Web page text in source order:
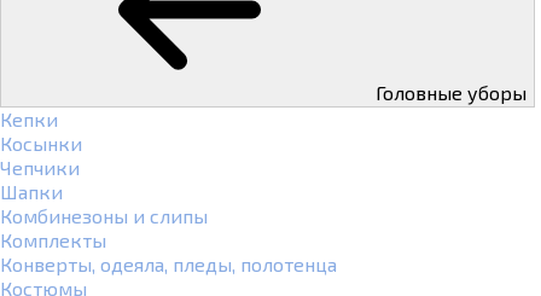
Головные уборы
Кепки
Косынки
Чепчики
Шапки
Комбинезоны и слипы
Комплекты
Конверты, одеяла, пледы, полотенца
Костюмы